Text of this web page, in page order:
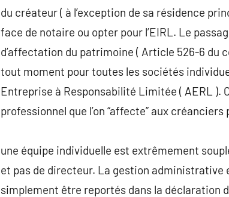
du créateur ( à l’exception de sa résidence
face de notaire ou opter pour l’EIRL. Le
d’affectation du patrimoine ( Article 526-6 du
tout moment pour toutes les sociétés
Entreprise à Responsabilité Limitée ( AERL
professionnel que l’on “affecte” aux
une équipe individuelle est extrêmement
et pas de directeur. La gestion administrative
simplement être reportés dans la déclaration